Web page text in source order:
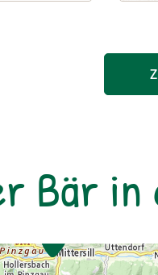
Strecke
1.340
Bär in